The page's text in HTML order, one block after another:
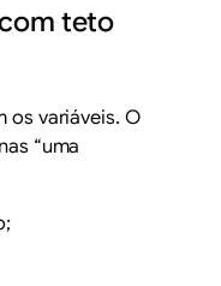
teto
os variáveis. O
“uma